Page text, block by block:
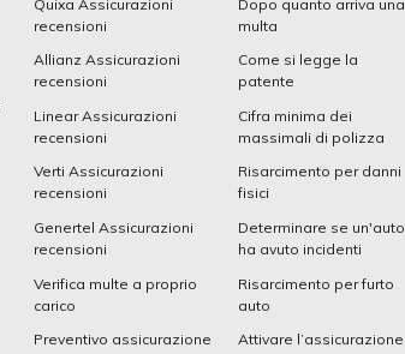
Quixa Assicurazioni
recensioni
Allianz Assicurazioni
recensioni
Linear Assicurazioni
recensioni
Verti Assicurazioni
recensioni
Genertel Assicurazioni
recensioni
Verifica multe a proprio
carico
Preventivo assicurazione
Dopo quanto arriva una
multa
Come si legge la
patente
Cifra minima dei
massimali di polizza
Risarcimento per danni
fisici
Determinare se un'auto
ha avuto incidenti
Risarcimento per furto
auto
Attivare l’assicurazione